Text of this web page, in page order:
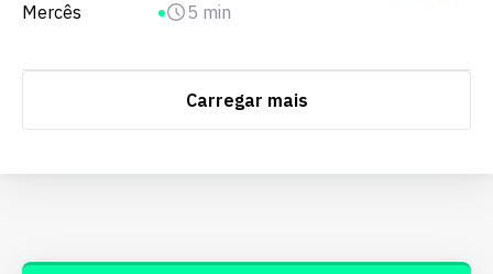
Mercês
5 min
Carregar mais